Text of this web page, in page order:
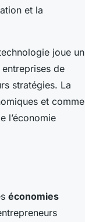
et la
joue un
de
stratégies. La
et comme
l’économie
économies